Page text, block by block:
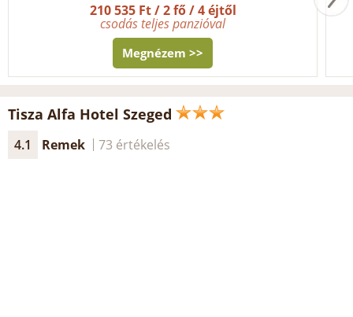
210 535 Ft / 2 fő / 4 éjtől
csodás teljes panzióval
Megnézem >>
Tisza Alfa Hotel Szeged
4.1 Remek 73 értékelés